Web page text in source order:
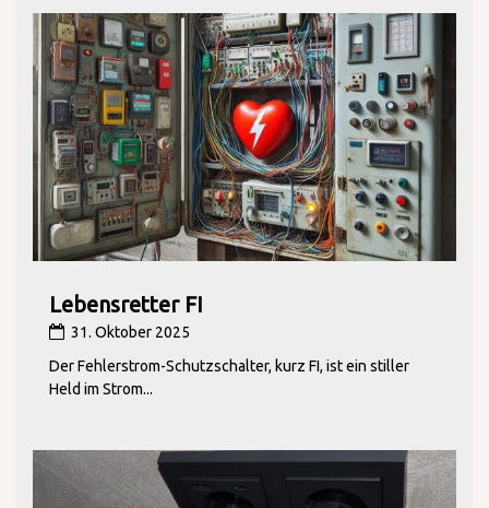
Lebensretter FI
31. Oktober 2025
Der Fehlerstrom-Schutzschalter, kurz FI, ist ein stiller
Held im Strom...